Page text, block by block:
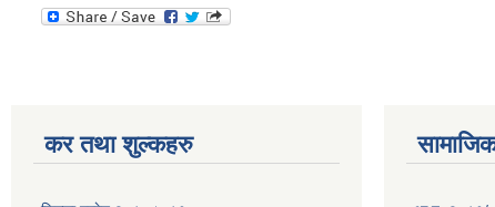
कर तथा शुल्कहरु